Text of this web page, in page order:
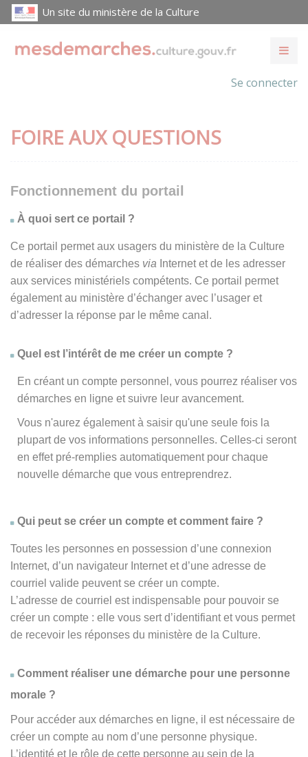
Un site du ministère de la Culture
Se connecter
FOIRE AUX QUESTIONS
Fonctionnement du portail
À quoi sert ce portail ?
Ce portail permet aux usagers du ministère de la Culture
de réaliser des démarches via Internet et de les adresser
aux services ministériels compétents. Ce portail permet
également au ministère d’échanger avec l’usager et
d’adresser la réponse par le même canal.
Quel est l’intérêt de me créer un compte ?
En créant un compte personnel, vous pourrez réaliser vos
démarches en ligne et suivre leur avancement.
Vous n'aurez également à saisir qu'une seule fois la
plupart de vos informations personnelles. Celles-ci seront
en effet pré-remplies automatiquement pour chaque
nouvelle démarche que vous entreprendrez.
Qui peut se créer un compte et comment faire ?
Toutes les personnes en possession d’une connexion
Internet, d’un navigateur Internet et d’une adresse de
courriel valide peuvent se créer un compte.
L’adresse de courriel est indispensable pour pouvoir se
créer un compte : elle vous sert d’identifiant et vous permet
de recevoir les réponses du ministère de la Culture.
Comment réaliser une démarche pour une personne
morale ?
Pour accéder aux démarches en ligne, il est nécessaire de
créer un compte au nom d’une personne physique.
L’identité et le rôle de cette personne au sein de la